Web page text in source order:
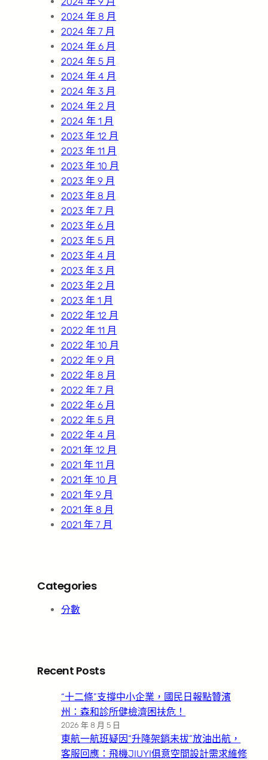
2024 年 8 月
2024 年 7 月
2024 年 6 月
2024 年 5 月
2024 年 4 月
2024 年 3 月
2024 年 2 月
2024 年 1 月
2023 年 12 月
2023 年 11 月
2023 年 10 月
2023 年 9 月
2023 年 8 月
2023 年 7 月
2023 年 6 月
2023 年 5 月
2023 年 4 月
2023 年 3 月
2023 年 2 月
2023 年 1 月
2022 年 12 月
2022 年 11 月
2022 年 10 月
2022 年 9 月
2022 年 8 月
2022 年 7 月
2022 年 6 月
2022 年 5 月
2022 年 4 月
2021 年 12 月
2021 年 11 月
2021 年 10 月
2021 年 9 月
2021 年 8 月
2021 年 7 月
Categories
分數
Recent Posts
“十二條”支撐中小企業，國民日報點贊濱
州：森和診所健檢濟困扶危！
2026 年 8 月 5 日
東航一航班疑因“升降架銷未拔”放油出航，
客服回應：飛機JIUYI俱意空間設計需求維修